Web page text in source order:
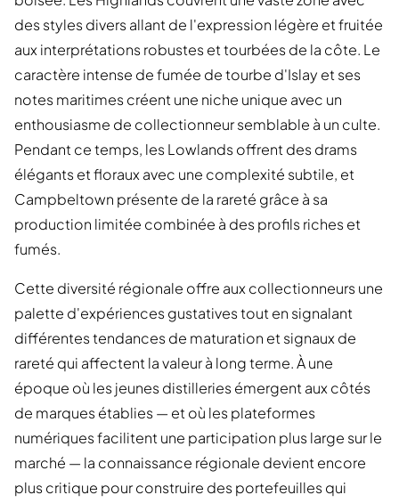
des styles divers allant de l'expression légère et fruitée
aux interprétations robustes et tourbées de la côte. Le
caractère intense de fumée de tourbe d'Islay et ses
notes maritimes créent une niche unique avec un
enthousiasme de collectionneur semblable à un culte.
Pendant ce temps, les Lowlands offrent des drams
élégants et floraux avec une complexité subtile, et
Campbeltown présente de la rareté grâce à sa
production limitée combinée à des profils riches et
fumés.
Cette diversité régionale offre aux collectionneurs une
palette d'expériences gustatives tout en signalant
différentes tendances de maturation et signaux de
rareté qui affectent la valeur à long terme. À une
époque où les jeunes distilleries émergent aux côtés
de marques établies — et où les plateformes
numériques facilitent une participation plus large sur le
marché — la connaissance régionale devient encore
plus critique pour construire des portefeuilles qui